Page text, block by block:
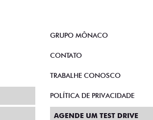
GRUPO MÔNACO
CONTATO
TRABALHE CONOSCO
POLÍTICA DE PRIVACIDADE
AGENDE UM TEST DRIVE